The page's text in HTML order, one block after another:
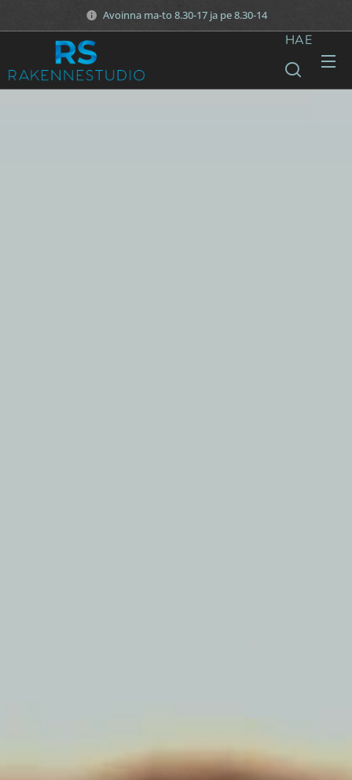
Avoinna ma-to 8.30-17 ja pe 8.30-14
HAE